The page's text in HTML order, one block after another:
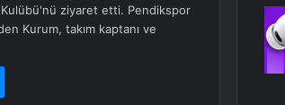
ziyaret etti. Pendikspor
Kurum, takım kaptanı ve